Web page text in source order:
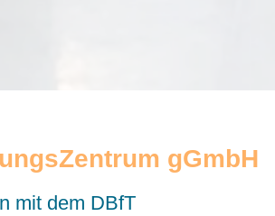
gGmbH
mit dem DBfT